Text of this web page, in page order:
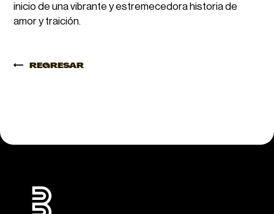
inicio de una vibrante y estremecedora historia de
amor y traición.
REGRESAR